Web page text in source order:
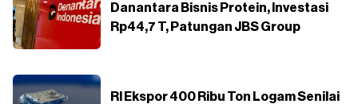
Danantara Bisnis Protein, Investasi
Rp44,7 T, Patungan JBS Group
RI Ekspor 400 Ribu Ton Logam Senilai